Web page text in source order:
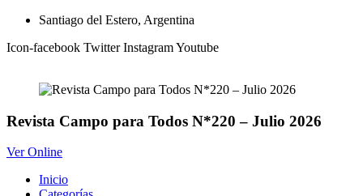
contenido
Santiago del Estero, Argentina
Icon-facebook Twitter InstagramYoutube
Revista Campo para Todos N*220 – Julio 2026
Ver Online
Inicio